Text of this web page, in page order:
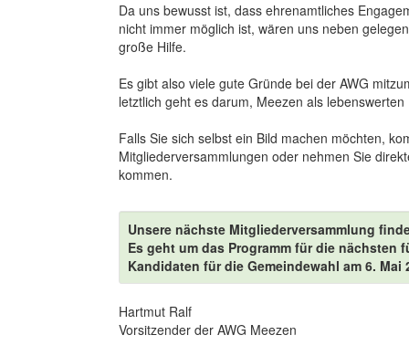
Da uns bewusst ist, dass ehrenamtliches
nicht immer möglich ist, wären uns neben
große Hilfe.
Es gibt also viele gute Gründe bei der AWG
letztlich geht es darum, Meezen als
Falls Sie sich selbst ein Bild machen möchten,
Mitgliederversammlungen oder nehmen Sie
kommen.
Unsere nächste Mitgliederversammlung
Es geht um das Programm für die
Kandidaten für die Gemeindewahl am 6. Mai
Hartmut Ralf
Vorsitzender der AWG Meezen